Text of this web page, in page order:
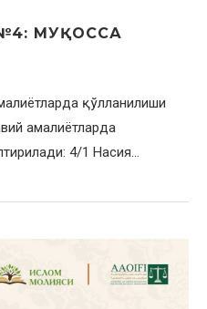
МУҚОССА
қўлланилиши
амалиётларда
4/1 Насия…